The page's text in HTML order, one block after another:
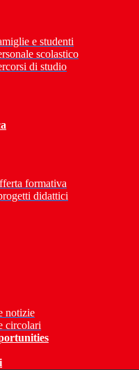
e studenti
scolastico
di studio
formativa
didattici
notizie
circolari